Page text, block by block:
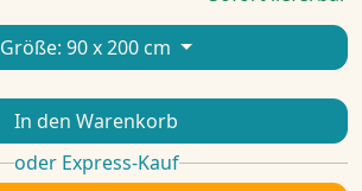
Größe: 90 x 200 cm
In den Warenkorb
oder Express-Kauf